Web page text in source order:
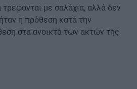
με σαλάχια, αλλά δεν
η πρόθεση κατά την
στα ανοικτά των ακτών της